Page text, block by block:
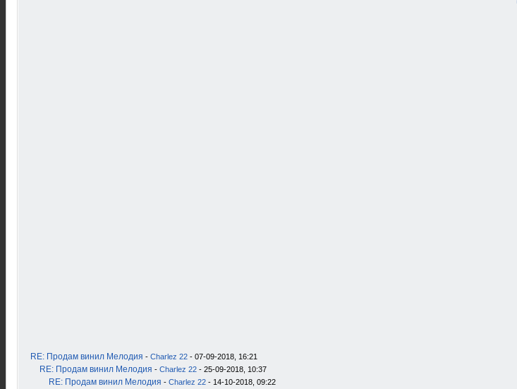
RE: Продам винил Мелодия - Charlez 22 - 07-09-2018, 16:21
RE: Продам винил Мелодия - Charlez 22 - 25-09-2018, 10:37
RE: Продам винил Мелодия - Charlez 22 - 14-10-2018, 09:22